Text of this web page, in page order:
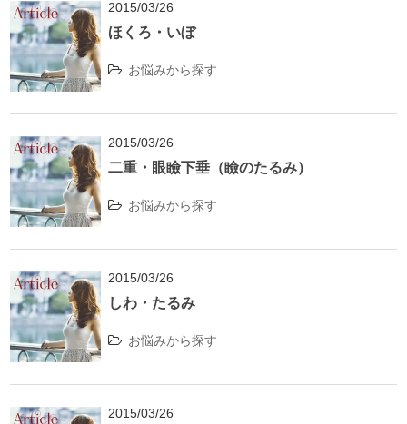
2015/03/26
ほくろ・いぼ
お悩みから探す
2015/03/26
二重・眼瞼下垂（瞼のたるみ）
お悩みから探す
2015/03/26
しわ・たるみ
お悩みから探す
2015/03/26